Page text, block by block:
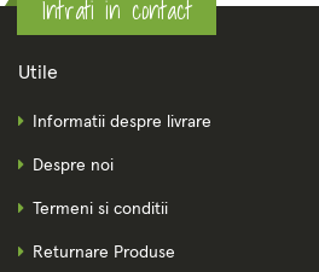
Intrati in contact
Utile
Informatii despre livrare
Despre noi
Termeni si conditii
Returnare Produse